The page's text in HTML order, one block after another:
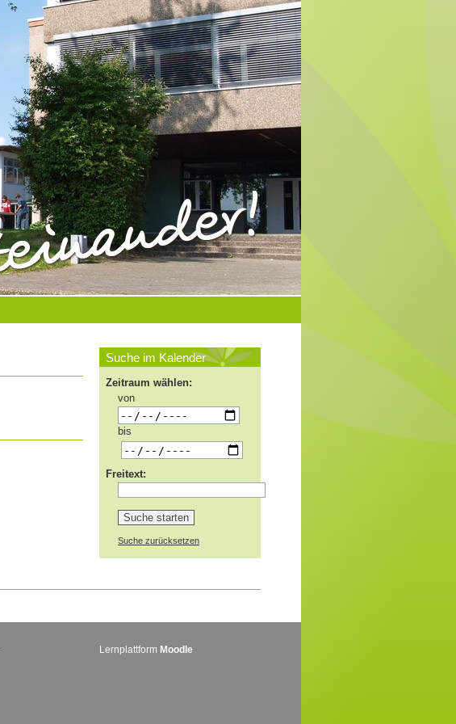
Suche im Kalender
Zeitraum wählen:
von
bis
Freitext:
Suche zurücksetzen
Lernplattform Moodle